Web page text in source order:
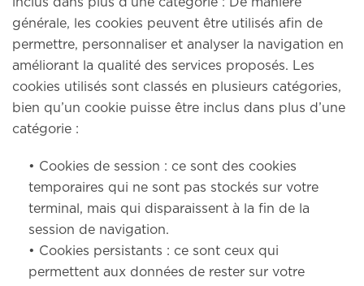
générale, les cookies peuvent être utilisés afin de
permettre, personnaliser et analyser la navigation en
améliorant la qualité des services proposés. Les
cookies utilisés sont classés en plusieurs catégories,
bien qu’un cookie puisse être inclus dans plus d’une
catégorie :
• Cookies de session : ce sont des cookies
temporaires qui ne sont pas stockés sur votre
terminal, mais qui disparaissent à la fin de la
session de navigation.
• Cookies persistants : ce sont ceux qui
permettent aux données de rester sur votre